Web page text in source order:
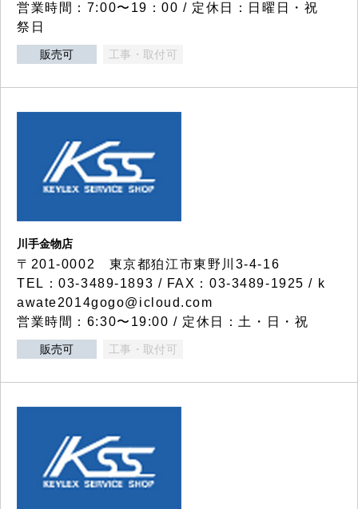
営業時間：7:00〜19：00 / 定休日：日曜日・祝
祭日
販売可 工事・取付可
川手金物店
〒201-0002 東京都狛江市東野川3-4-16
TEL：03-3489-1893 / FAX：03-3489-1925 / k
awate2014gogo@icloud.com
営業時間：6:30〜19:00 / 定休日：土・日・祝
販売可 工事・取付可